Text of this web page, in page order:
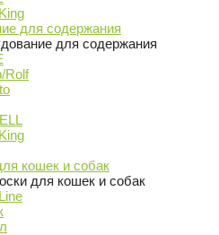
для содержания
для содержания
Rolf
кошек и собак
для кошек и собак